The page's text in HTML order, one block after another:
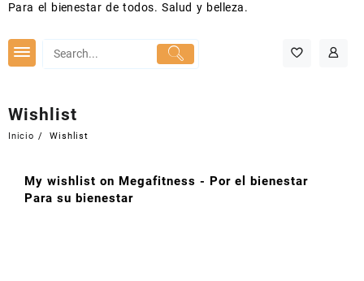
Para el bienestar de todos. Salud y belleza.
Wishlist
Inicio Wishlist
My wishlist on Megafitness - Por el bienestar
Para su bienestar